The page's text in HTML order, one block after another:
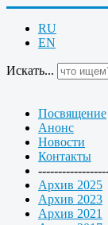
RU
EN
Искать...
Посвящение
Анонс
Новости
Контакты
Архив 2025
Архив 2023
Архив 2021